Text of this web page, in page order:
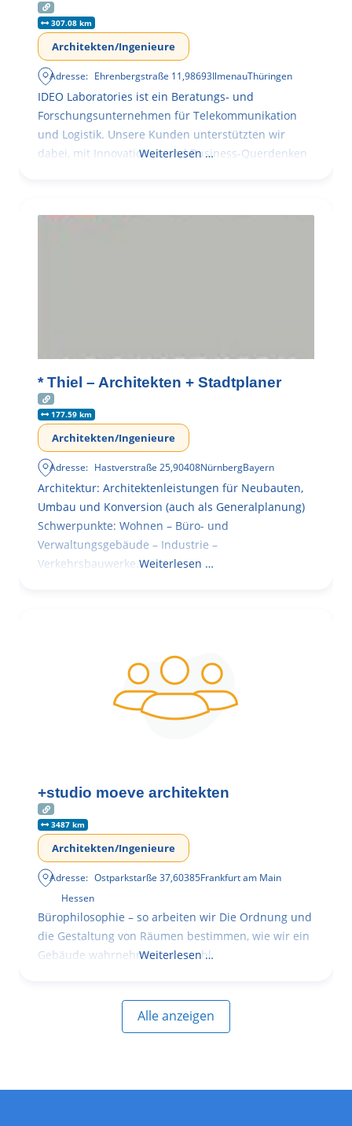
307.08 km
Architekten/Ingenieure
Adresse: Ehrenbergstraße 11,98693IlmenauThüringen
IDEO Laboratories ist ein Beratungs- und
Forschungsunternehmen für Telekommunikation
und Logistik. Unsere Kunden unterstützten wir
dabei, mit Innovationen und Business-Querdenken
Weiterlesen …
* Thiel – Architekten + Stadtplaner
177.59 km
Architekten/Ingenieure
Adresse: Hastverstraße 25,90408NürnbergBayern
Architektur: Architektenleistungen für Neubauten,
Umbau und Konversion (auch als Generalplanung)
Schwerpunkte: Wohnen – Büro- und
Verwaltungsgebäude – Industrie –
Verkehrsbauwerke. Weiterlesen …
+studio moeve architekten
3487 km
Architekten/Ingenieure
Adresse: Ostparkstarße 37,60385Frankfurt am Main
Hessen
Bürophilosophie – so arbeiten wir Die Ordnung und
die Gestaltung von Räumen bestimmen, wie wir ein
Gebäude wahrnehmen, wie wohl
Weiterlesen …
Alle anzeigen